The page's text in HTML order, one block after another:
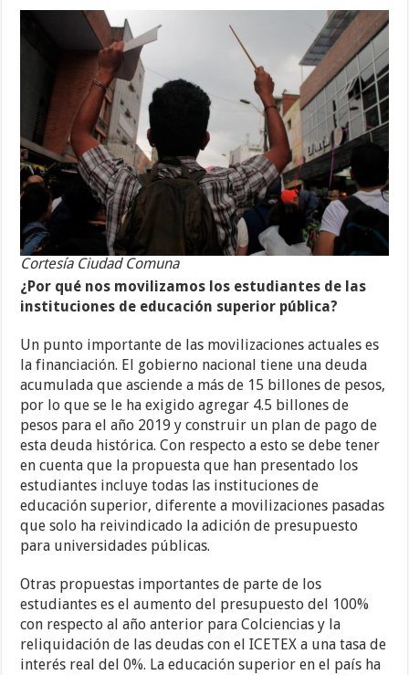
Cortesía Ciudad Comuna
¿Por qué nos movilizamos los estudiantes de las
instituciones de educación superior pública?
Un punto importante de las movilizaciones actuales es
la financiación. El gobierno nacional tiene una deuda
acumulada que asciende a más de 15 billones de pesos,
por lo que se le ha exigido agregar 4.5 billones de
pesos para el año 2019 y construir un plan de pago de
esta deuda histórica. Con respecto a esto se debe tener
en cuenta que la propuesta que han presentado los
estudiantes incluye todas las instituciones de
educación superior, diferente a movilizaciones pasadas
que solo ha reivindicado la adición de presupuesto
para universidades públicas.
Otras propuestas importantes de parte de los
estudiantes es el aumento del presupuesto del 100%
con respecto al año anterior para Colciencias y la
reliquidación de las deudas con el ICETEX a una tasa de
interés real del 0%. La educación superior en el país ha